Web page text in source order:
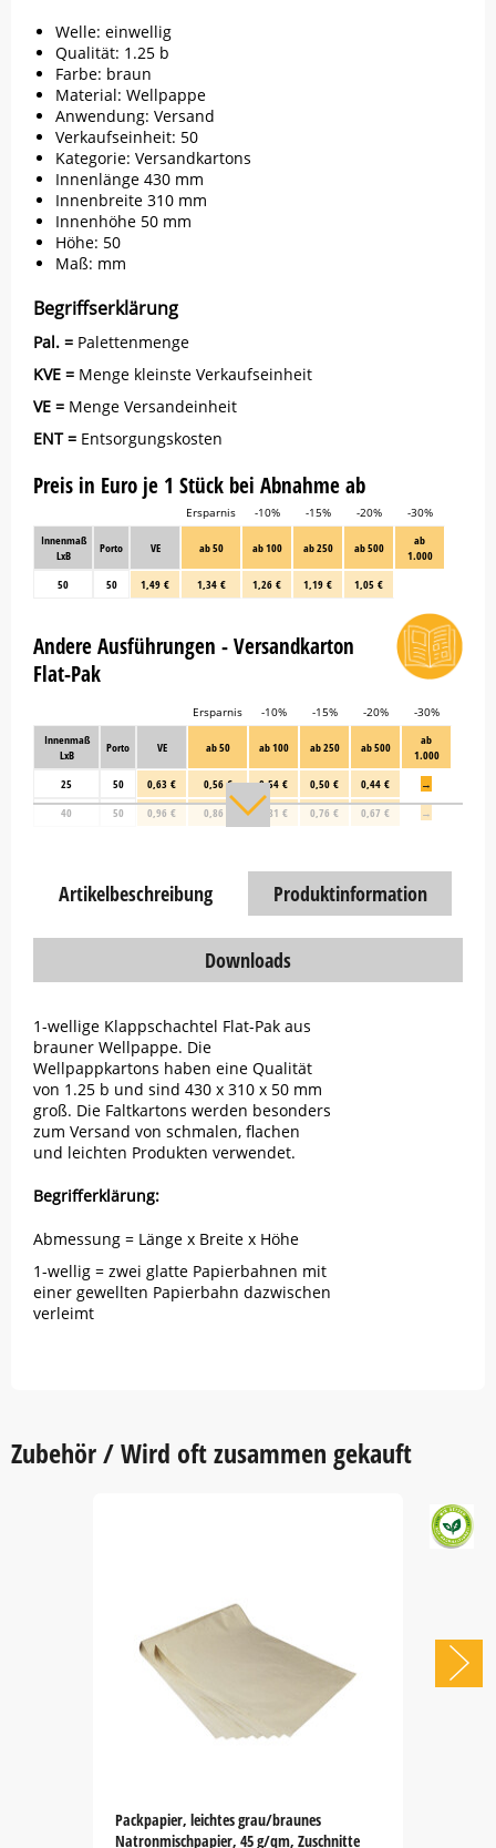
Welle: einwellig
Qualität: 1.25 b
Farbe: braun
Material: Wellpappe
Anwendung: Versand
Verkaufseinheit: 50
Kategorie: Versandkartons
Innenlänge 430 mm
Innenbreite 310 mm
Innenhöhe 50 mm
Höhe: 50
Maß: mm
Begriffserklärung
Pal. = Palettenmenge
KVE = Menge kleinste Verkaufseinheit
VE = Menge Versandeinheit
ENT = Entsorgungskosten
Preis in Euro je 1 Stück bei Abnahme ab
Ersparnis -10% -15% -20%
-30%
Innenmaß
LxB
Porto VE ab 50 ab 100 ab 250 ab 500
ab
1.000
50
50 1,49 € 1,34 € 1,26 € 1,19 € 1,05 €
Andere Ausführungen - Versandkarton
Flat-Pak
Ersparnis -10% -15% -20%
-30%
Innenmaß
LxB
Porto VE ab 50 ab 100 ab 250 ab 500
ab
1.000
25
50 0,63 € 0,56 € 0,54 € 0,50 € 0,44 €
→
40
50 0,96 € 0,86 € 0,81 € 0,76 € 0,67 € →
Artikelbeschreibung Produktinformation
Downloads
1-wellige Klappschachtel Flat-Pak aus
brauner Wellpappe. Die
Wellpappkartons haben eine Qualität
von 1.25 b und sind 430 x 310 x 50 mm
groß. Die Faltkartons werden besonders
zum Versand von schmalen, flachen
und leichten Produkten verwendet.
Begrifferklärung:
Abmessung = Länge x Breite x Höhe
1-wellig = zwei glatte Papierbahnen mit
einer gewellten Papierbahn dazwischen
verleimt
Zubehör / Wird oft zusammen gekauft
Packpapier, leichtes grau/braunes
Natronmischpapier, 45 g/qm, Zuschnitte